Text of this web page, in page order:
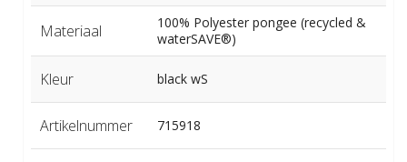
Materiaal
100% Polyester pongee (recycled &
waterSAVE®)
Kleur black wS
Artikelnummer 715918